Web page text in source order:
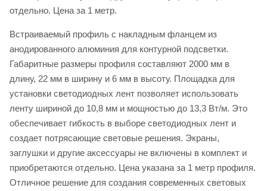
отдельно. Цена за 1 метр.
Встраиваемый профиль с накладным фланцем из
анодированного алюминия для контурной подсветки.
Габаритные размеры профиля составляют 2000 мм в
длину, 22 мм в ширину и 6 мм в высоту. Площадка для
установки светодиодных лент позволяет использовать
ленту шириной до 10,8 мм и мощностью до 13,3 Вт/м. Это
обеспечивает гибкость в выборе светодиодных лент и
создает потрясающие световые решения. Экраны,
заглушки и другие аксессуары не включены в комплект и
приобретаются отдельно. Цена указана за 1 метр профиля.
Отличное решение для создания современных световых